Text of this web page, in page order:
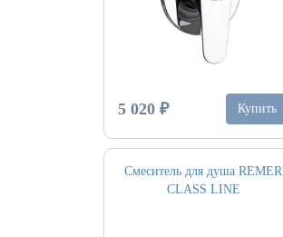
5 020 ₽ Купить
Смеситель для душа REMER
CLASS LINE